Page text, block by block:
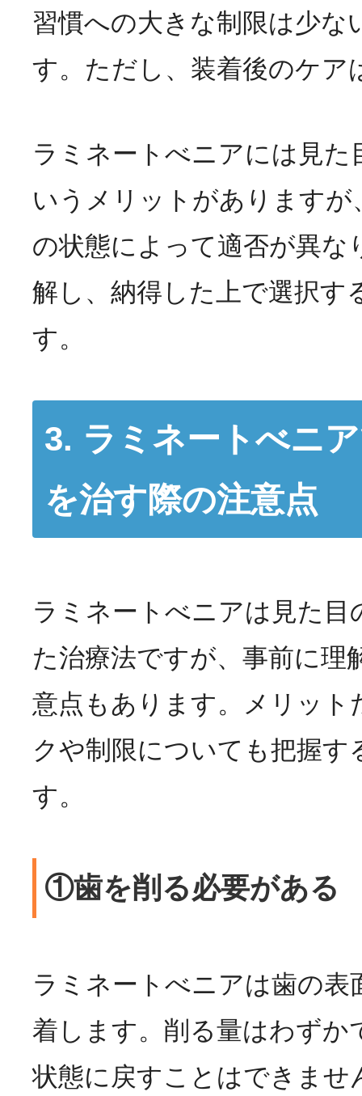
習慣への大きな制限は少な
す。ただし、装着後のケア
ラミネートべニアには見た
いうメリットがありますが
の状態によって適否が異な
解し、納得した上で選択す
す。
3. ラミネートべニ
を治す際の注意点
ラミネートべニアは見た目
た治療法ですが、事前に理
意点もあります。メリット
クや制限についても把握す
す。
①歯を削る必要がある
ラミネートべニアは歯の表
着します。削る量はわずか
状態に戻すことはできませ